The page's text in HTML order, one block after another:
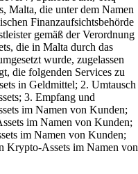
Malta, die unter dem Namen
Finanzaufsichtsbehörde
gemäß der Verordnung
die in Malta durch das
wurde, zugelassen
die folgenden Services zu
in Geldmittel; 2. Umtausch
3. Empfang und
im Namen von Kunden;
im Namen von Kunden;
im Namen von Kunden;
Krypto-Assets im Namen von